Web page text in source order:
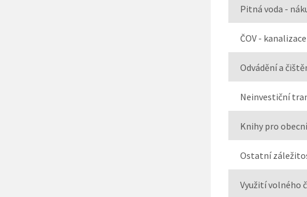
Pitná voda -
ČOV - kanalizace
Odvádění a
Neinvestiční
Knihy pro
Ostatní
Využití volného